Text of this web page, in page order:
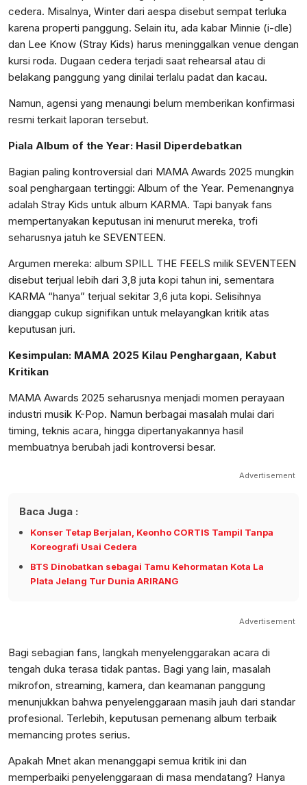
cedera. Misalnya, Winter dari aespa disebut sempat terluka
karena properti panggung. Selain itu, ada kabar Minnie (i-dle)
dan Lee Know (Stray Kids) harus meninggalkan venue dengan
kursi roda. Dugaan cedera terjadi saat rehearsal atau di
belakang panggung yang dinilai terlalu padat dan kacau.
Namun, agensi yang menaungi belum memberikan konfirmasi
resmi terkait laporan tersebut.
Piala Album of the Year: Hasil Diperdebatkan
Bagian paling kontroversial dari MAMA Awards 2025 mungkin
soal penghargaan tertinggi: Album of the Year. Pemenangnya
adalah Stray Kids untuk album KARMA. Tapi banyak fans
mempertanyakan keputusan ini menurut mereka, trofi
seharusnya jatuh ke SEVENTEEN.
Argumen mereka: album SPILL THE FEELS milik SEVENTEEN
disebut terjual lebih dari 3,8 juta kopi tahun ini, sementara
KARMA “hanya” terjual sekitar 3,6 juta kopi. Selisihnya
dianggap cukup signifikan untuk melayangkan kritik atas
keputusan juri.
Kesimpulan: MAMA 2025 Kilau Penghargaan, Kabut
Kritikan
MAMA Awards 2025 seharusnya menjadi momen perayaan
industri musik K-Pop. Namun berbagai masalah mulai dari
timing, teknis acara, hingga dipertanyakannya hasil
membuatnya berubah jadi kontroversi besar.
Advertisement
Baca Juga :
Konser Tetap Berjalan, Keonho CORTIS Tampil Tanpa
Koreografi Usai Cedera
BTS Dinobatkan sebagai Tamu Kehormatan Kota La
Plata Jelang Tur Dunia ARIRANG
Advertisement
Bagi sebagian fans, langkah menyelenggarakan acara di
tengah duka terasa tidak pantas. Bagi yang lain, masalah
mikrofon, streaming, kamera, dan keamanan panggung
menunjukkan bahwa penyelenggaraan masih jauh dari standar
profesional. Terlebih, keputusan pemenang album terbaik
memancing protes serius.
Apakah Mnet akan menanggapi semua kritik ini dan
memperbaiki penyelenggaraan di masa mendatang? Hanya